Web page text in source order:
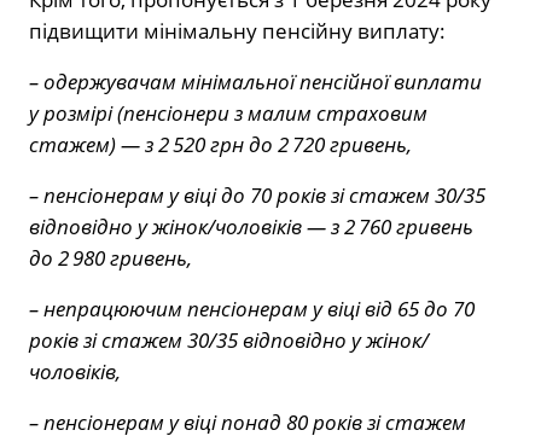
підвищити мінімальну пенсійну виплату:
– одержувачам мінімальної пенсійної виплати
у розмірі (пенсіонери з малим страховим
стажем) — з 2 520 грн до 2 720 гривень,
– пенсіонерам у віці до 70 років зі стажем 30/35
відповідно у жінок/чоловіків — з 2 760 гривень
до 2 980 гривень,
– непрацюючим пенсіонерам у віці від 65 до 70
років зі стажем 30/35 відповідно у жінок/
чоловіків,
– пенсіонерам у віці понад 80 років зі стажем